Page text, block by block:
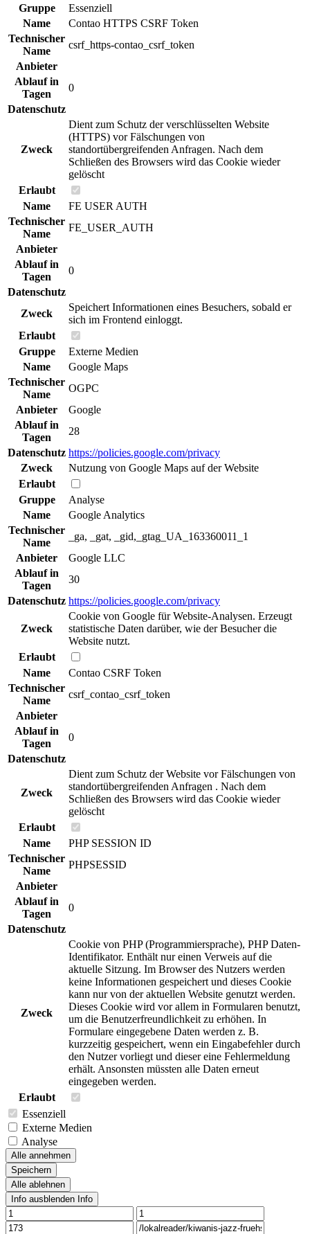
Gruppe
Essenziell
Name
Contao HTTPS CSRF Token
Technischer
Name
csrf_https-contao_csrf_token
Anbieter
Ablauf in
Tagen
0
Datenschutz
Zweck
Dient zum Schutz der verschlüsselten Website
(HTTPS) vor Fälschungen von
standortübergreifenden Anfragen. Nach dem
Schließen des Browsers wird das Cookie wieder
gelöscht
Erlaubt
Name
FE USER AUTH
Technischer
Name
FE_USER_AUTH
Anbieter
Ablauf in
Tagen
0
Datenschutz
Zweck
Speichert Informationen eines Besuchers, sobald er
sich im Frontend einloggt.
Erlaubt
Gruppe
Externe Medien
Name
Google Maps
Technischer
Name
OGPC
Anbieter
Google
Ablauf in
Tagen
28
Datenschutz https://policies.google.com/privacy
Zweck
Nutzung von Google Maps auf der Website
Erlaubt
Gruppe
Analyse
Name
Google Analytics
Technischer
Name
_ga, _gat, _gid,_gtag_UA_163360011_1
Anbieter
Google LLC
Ablauf in
Tagen
30
Datenschutz https://policies.google.com/privacy
Zweck
Cookie von Google für Website-Analysen. Erzeugt
statistische Daten darüber, wie der Besucher die
Website nutzt.
Erlaubt
Name
Contao CSRF Token
Technischer
Name
csrf_contao_csrf_token
Anbieter
Ablauf in
Tagen
0
Datenschutz
Zweck
Dient zum Schutz der Website vor Fälschungen von
standortübergreifenden Anfragen . Nach dem
Schließen des Browsers wird das Cookie wieder
gelöscht
Erlaubt
Name
PHP SESSION ID
Technischer
Name
PHPSESSID
Anbieter
Ablauf in
Tagen
0
Datenschutz
Zweck
Cookie von PHP (Programmiersprache), PHP Daten-
Identifikator. Enthält nur einen Verweis auf die
aktuelle Sitzung. Im Browser des Nutzers werden
keine Informationen gespeichert und dieses Cookie
kann nur von der aktuellen Website genutzt werden.
Dieses Cookie wird vor allem in Formularen benutzt,
um die Benutzerfreundlichkeit zu erhöhen. In
Formulare eingegebene Daten werden z. B.
kurzzeitig gespeichert, wenn ein Eingabefehler durch
den Nutzer vorliegt und dieser eine Fehlermeldung
erhält. Ansonsten müssten alle Daten erneut
eingegeben werden.
Erlaubt
Essenziell
Externe Medien
Analyse
Alle annehmen
Speichern
Alle ablehnen
Info ausblenden Info